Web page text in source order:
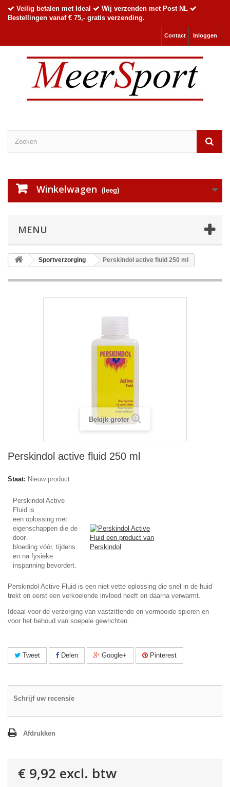
Veilig betalen met Ideal
Wij verzenden met Post NL
Bestellingen vanaf € 75,- gratis verzending.
Inloggen
Contact
Winkelwagen (leeg)
MENU
Sportverzorging Perskindol active fluid 250 ml
Bekijk groter
Perskindol active fluid 250 ml
Staat: Nieuw product
Perskindol Active
Fluid is
een oplossing met
eigenschappen die de
door-
bloeding vóór, tijdens
en na fysieke
inspanning bevordert.
Perskindol Active Fluid is een niet vette oplossing die snel in de huid
trekt en eerst een verkoelende invloed heeft en daarna verwarmt.
Ideaal voor de verzorging van vastzittende en vermoeide spieren en
voor het behoud van soepele gewrichten.
Tweet Delen Google+ Pinterest
Schrijf uw recensie
Afdrukken
€ 9,92 excl. btw